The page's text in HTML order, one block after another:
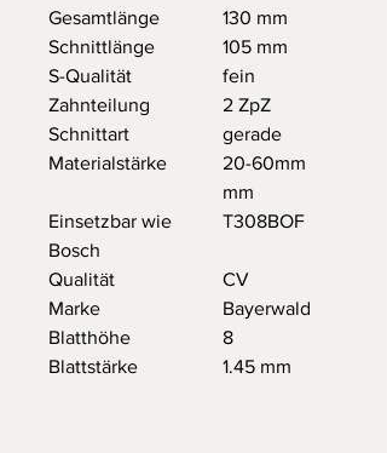
Gesamtlänge
130 mm
Schnittlänge
105 mm
S-Qualität
fein
Zahnteilung
2 ZpZ
Schnittart
gerade
Materialstärke
20-60mm
mm
Einsetzbar wie
Bosch
T308BOF
Qualität
CV
Marke
Bayerwald
Blatthöhe
8
Blattstärke
1.45 mm